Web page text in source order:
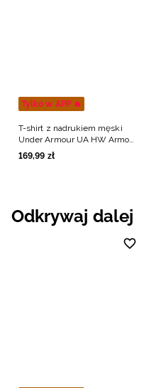
Tylko w APP 🔥
T-shirt z nadrukiem męski
Under Armour UA HW Armour
Label SS - zielony
169,99 zł
Odkrywaj dalej